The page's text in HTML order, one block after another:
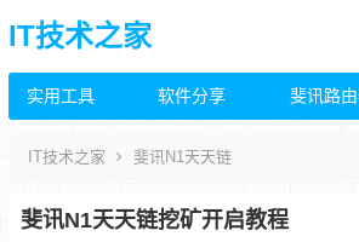
IT技术之家
实用工具 软件分享 斐讯路
IT技术之家 斐讯N1天天链
斐讯N1天天链挖矿开启教程